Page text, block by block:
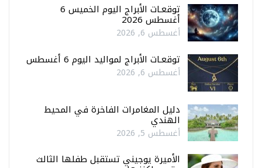
توقعـات الأبراج اليوم الخميس 6
أغسطس 2026
أغسطس 6, 2026
توقعـات الأبراج لمواليد اليوم 6 أغسطس
أغسطس 6, 2026
دليل المغامرات الفاخرة في المحيط
الهندي
أغسطس 5, 2026
الأميرة يوجيني تستقبل طفلها الثالث